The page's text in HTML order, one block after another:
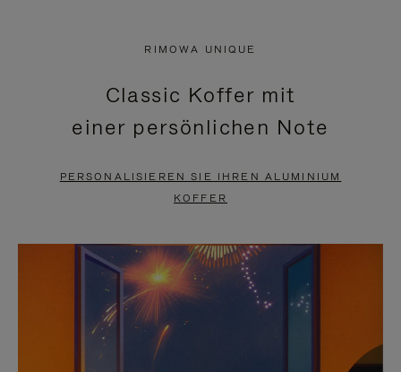
PAUSIERT,
BITTE
DRÜCKEN
ANZUHALTEN
KLICKEN
SIE
ZUM
AUFHEBEN
STUMMSCHALTUNG
RIMOWA UNIQUE
Classic Koffer mit
einer persönlichen Note
PERSONALISIEREN SIE IHREN ALUMINIUM
KOFFER